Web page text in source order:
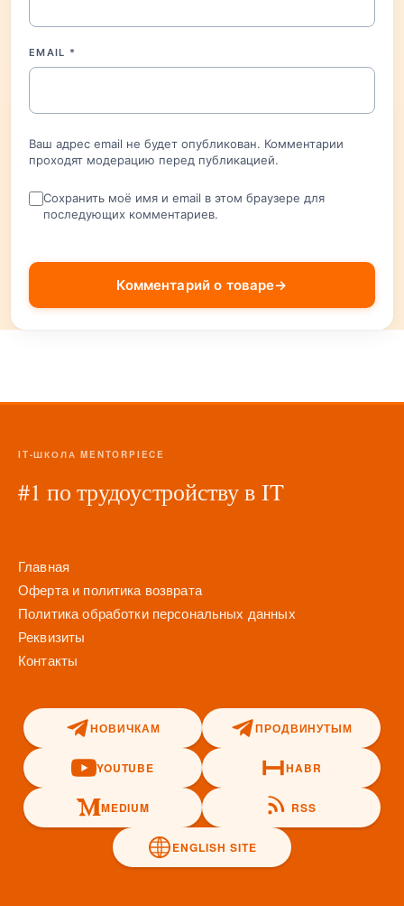
EMAIL *
Ваш адрес email не будет опубликован. Комментарии
проходят модерацию перед публикацией.
Сохранить моё имя и email в этом браузере для
последующих комментариев.
Комментарий о товаре→
IT-ШКОЛА MENTORPIECE
#1 по трудоустройству в IT
Главная
Оферта и политика возврата
Политика обработки персональных данных
Реквизиты
Контакты
НОВИЧКАМ ПРОДВИНУТЫМ
YOUTUBE HABR
MEDIUM RSS
ENGLISH SITE